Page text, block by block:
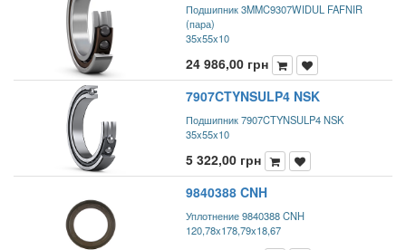
Подшипник 3MMC9307WIDUL FAFNIR
(пара)
35x55x10
24 986,00 грн
7907CTYNSULP4 NSK
Подшипник 7907CTYNSULP4 NSK
35x55x10
5 322,00 грн
9840388 CNH
Уплотнение 9840388 CNH
120,78x178,79x18,67